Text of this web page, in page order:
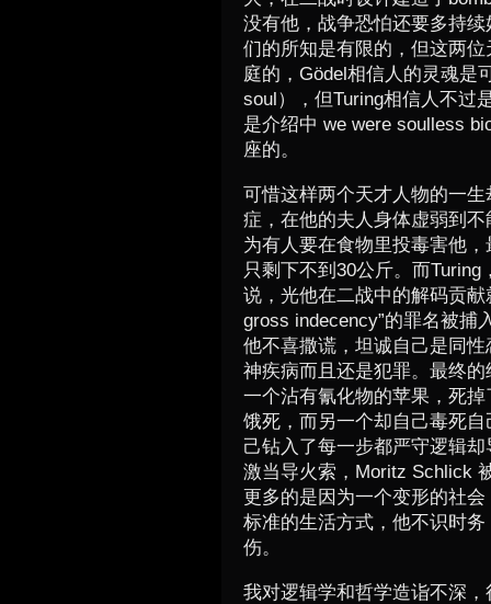
没有他，战争恐怕还要多持
们的所知是有限的，但这两
庭的，Gödel相信人的灵魂是
soul），但Turing相信人不过
是介绍中 we were soulless
座的。
可惜这样两个天才人物的一
症，在他的夫人身体虚弱到
为有人要在食物里投毒害他
只剩下不到30公斤。而
说，光他在二战中的解码贡
gross indecency”的罪名被捕
他不喜撒谎，坦诚自己是同
神疾病而且还是犯罪。最终
一个沾有氰化物的苹果，死
饿死，而另一个却自己毒死
己钻入了每一步都严守逻辑
激当导火索，Moritz Schlick
更多的是因为一个变形的社
标准的生活方式，他不识时
伤。
我对逻辑学和哲学造诣不深